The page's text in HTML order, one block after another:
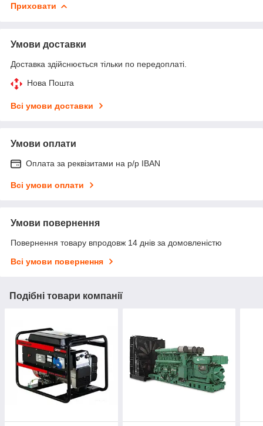
Приховати
Умови доставки
Доставка здійснюється тільки по передоплаті.
Нова Пошта
Всі умови доставки
Умови оплати
Оплата за реквізитами на р/р IBAN
Всі умови оплати
Умови повернення
Повернення товару впродовж 14 днів за домовленістю
Всі умови повернення
Подібні товари компанії